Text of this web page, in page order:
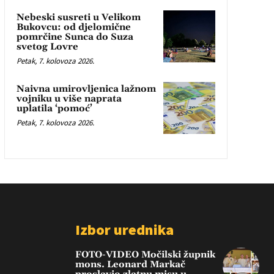
Nebeski susreti u Velikom
Bukovcu: od djelomične
pomrčine Sunca do Suza
svetog Lovre
Petak, 7. kolovoza 2026.
Naivna umirovljenica lažnom
vojniku u više naprata
uplatila ‘pomoć’
Petak, 7. kolovoza 2026.
Izbor urednika
FOTO-VIDEO Močilski župnik
mons. Leonard Markač